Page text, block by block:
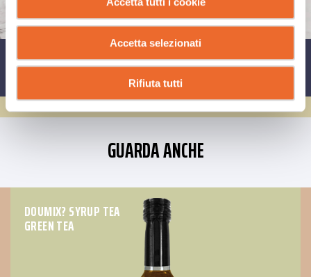
Accetta selezionati
Rifiuta tutti
CONDIVIDI SU
GUARDA ANCHE
DOUMIX? SYRUP TEA
GREEN TEA